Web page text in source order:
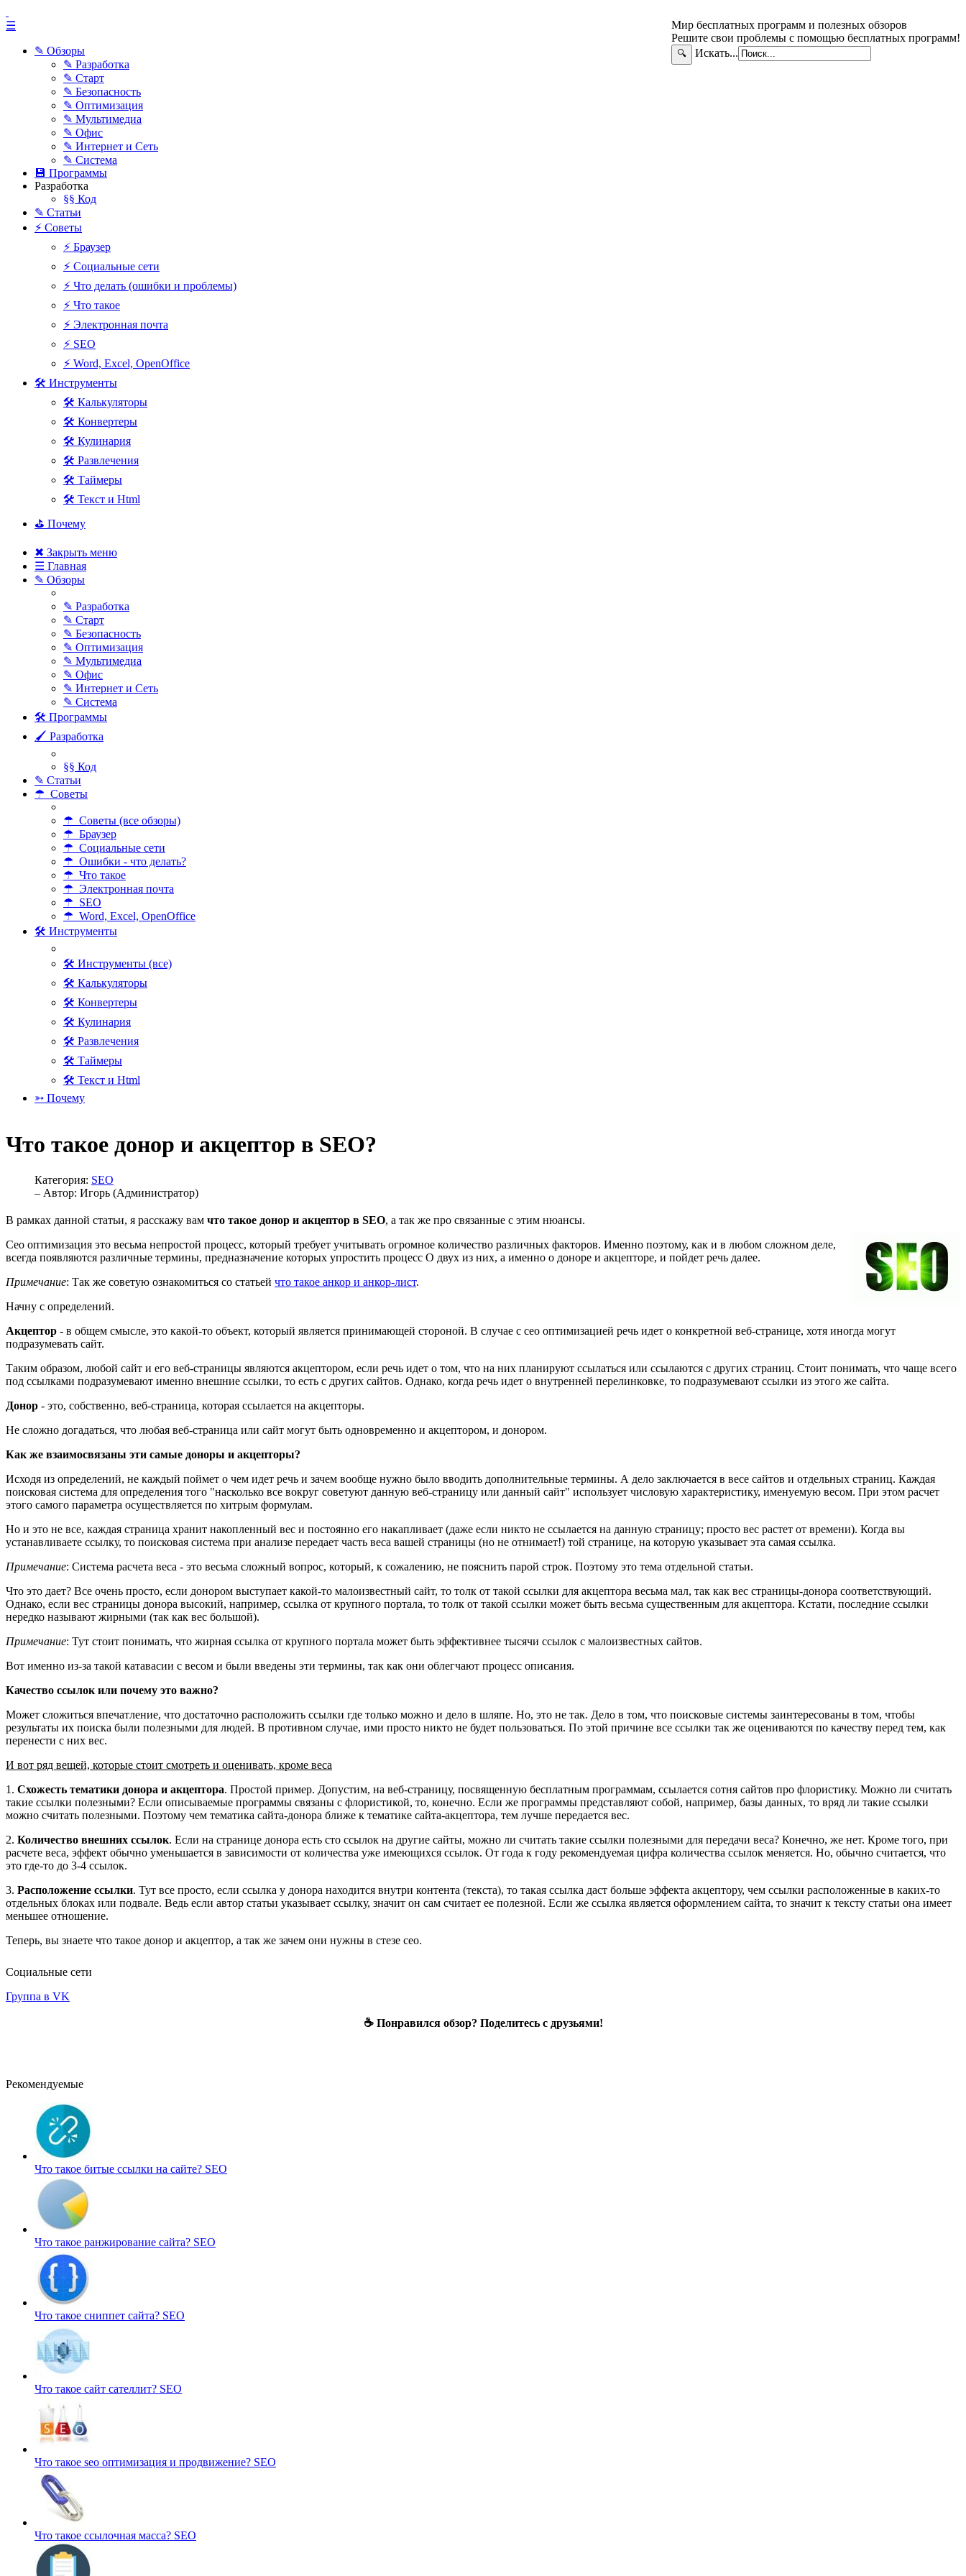
Мир бесплатных программ и полезных обзоров
Решите свои проблемы с помощью бесплатных программ!
🔍 Искать...
☰
✎ Обзоры
✎ Разработка
✎ Старт
✎ Безопасность
✎ Оптимизация
✎ Мультимедиа
✎ Офис
✎ Интернет и Сеть
✎ Система
💾 Программы
Разработка
§§ Код
✎ Статьи
⚡ Советы
⚡ Браузер
⚡ Социальные сети
⚡ Что делать (ошибки и проблемы)
⚡ Что такое
⚡ Электронная почта
⚡ SEO
⚡ Word, Excel, OpenOffice
🛠 Инструменты
🛠 Калькуляторы
🛠 Конвертеры
🛠 Кулинария
🛠 Развлечения
🛠 Таймеры
🛠 Текст и Html
⛳ Почему
✖ Закрыть меню
☰ Главная
✎ Обзоры
✎ Разработка
✎ Старт
✎ Безопасность
✎ Оптимизация
✎ Мультимедиа
✎ Офис
✎ Интернет и Сеть
✎ Система
🛠 Программы
🖌 Разработка
§§ Код
✎ Статьи
☂ Советы
☂ Советы (все обзоры)
☂ Браузер
☂ Социальные сети
☂ Ошибки - что делать?
☂ Что такое
☂ Электронная почта
☂ SEO
☂ Word, Excel, OpenOffice
🛠 Инструменты
🛠 Инструменты (все)
🛠 Калькуляторы
🛠 Конвертеры
🛠 Кулинария
🛠 Развлечения
🛠 Таймеры
🛠 Текст и Html
➳ Почему
Что такое донор и акцептор в SEO?
Категория: SEO
– Автор: Игорь (Администратор)
В рамках данной статьи, я расскажу вам что такое донор и акцептор в SEO, а так же про связанные с этим нюансы.
Сео оптимизация это весьма непростой процесс, который требует учитывать огромное количество различных факторов. Именно поэтому, как и в любом сложном деле,
всегда появляются различные термины, предназначение которых упростить процесс О двух из них, а именно о доноре и акцепторе, и пойдет речь далее.
Примечание: Так же советую ознакомиться со статьей что такое анкор и анкор-лист.
Начну с определений.
Акцептор - в общем смысле, это какой-то объект, который является принимающей стороной. В случае с сео оптимизацией речь идет о конкретной веб-странице, хотя иногда могут
подразумевать сайт.
Таким образом, любой сайт и его веб-страницы являются акцептором, если речь идет о том, что на них планируют ссылаться или ссылаются с других страниц. Стоит понимать, что чаще всего
под ссылками подразумевают именно внешние ссылки, то есть с других сайтов. Однако, когда речь идет о внутренней перелинковке, то подразумевают ссылки из этого же сайта.
Донор - это, собственно, веб-страница, которая ссылается на акцепторы.
Не сложно догадаться, что любая веб-страница или сайт могут быть одновременно и акцептором, и донором.
Как же взаимосвязаны эти самые доноры и акцепторы?
Исходя из определений, не каждый поймет о чем идет речь и зачем вообще нужно было вводить дополнительные термины. А дело заключается в весе сайтов и отдельных страниц. Каждая
поисковая система для определения того "насколько все вокруг советуют данную веб-страницу или данный сайт" использует числовую характеристику, именуемую весом. При этом расчет
этого самого параметра осуществляется по хитрым формулам.
Но и это не все, каждая страница хранит накопленный вес и постоянно его накапливает (даже если никто не ссылается на данную страницу; просто вес растет от времени). Когда вы
устанавливаете ссылку, то поисковая система при анализе передает часть веса вашей страницы (но не отнимает!) той странице, на которую указывает эта самая ссылка.
Примечание: Система расчета веса - это весьма сложный вопрос, который, к сожалению, не пояснить парой строк. Поэтому это тема отдельной статьи.
Что это дает? Все очень просто, если донором выступает какой-то малоизвестный сайт, то толк от такой ссылки для акцептора весьма мал, так как вес страницы-донора соответствующий.
Однако, если вес страницы донора высокий, например, ссылка от крупного портала, то толк от такой ссылки может быть весьма существенным для акцептора. Кстати, последние ссылки
нередко называют жирными (так как вес большой).
Примечание: Тут стоит понимать, что жирная ссылка от крупного портала может быть эффективнее тысячи ссылок с малоизвестных сайтов.
Вот именно из-за такой катавасии с весом и были введены эти термины, так как они облегчают процесс описания.
Качество ссылок или почему это важно?
Может сложиться впечатление, что достаточно расположить ссылки где только можно и дело в шляпе. Но, это не так. Дело в том, что поисковые системы заинтересованы в том, чтобы
результаты их поиска были полезными для людей. В противном случае, ими просто никто не будет пользоваться. По этой причине все ссылки так же оцениваются по качеству перед тем, как
перенести с них вес.
И вот ряд вещей, которые стоит смотреть и оценивать, кроме веса
1. Схожесть тематики донора и акцептора. Простой пример. Допустим, на веб-страницу, посвященную бесплатным программам, ссылается сотня сайтов про флористику. Можно ли считать
такие ссылки полезными? Если описываемые программы связаны с флористикой, то, конечно. Если же программы представляют собой, например, базы данных, то вряд ли такие ссылки
можно считать полезными. Поэтому чем тематика сайта-донора ближе к тематике сайта-акцептора, тем лучше передается вес.
2. Количество внешних ссылок. Если на странице донора есть сто ссылок на другие сайты, можно ли считать такие ссылки полезными для передачи веса? Конечно, же нет. Кроме того, при
расчете веса, эффект обычно уменьшается в зависимости от количества уже имеющихся ссылок. От года к году рекомендуемая цифра количества ссылок меняется. Но, обычно считается, что
это где-то до 3-4 ссылок.
3. Расположение ссылки. Тут все просто, если ссылка у донора находится внутри контента (текста), то такая ссылка даст больше эффекта акцептору, чем ссылки расположенные в каких-то
отдельных блоках или подвале. Ведь если автор статьи указывает ссылку, значит он сам считает ее полезной. Если же ссылка является оформлением сайта, то значит к тексту статьи она имеет
меньшее отношение.
Теперь, вы знаете что такое донор и акцептор, а так же зачем они нужны в стезе сео.
Социальные сети
Группа в VK
☕ Понравился обзор? Поделитесь с друзьями!
Рекомендуемые
Что такое битые ссылки на сайте? SEO
Что такое ранжирование сайта? SEO
Что такое сниппет сайта? SEO
Что такое сайт сателлит? SEO
Что такое seo оптимизация и продвижение? SEO
Что такое ссылочная масса? SEO